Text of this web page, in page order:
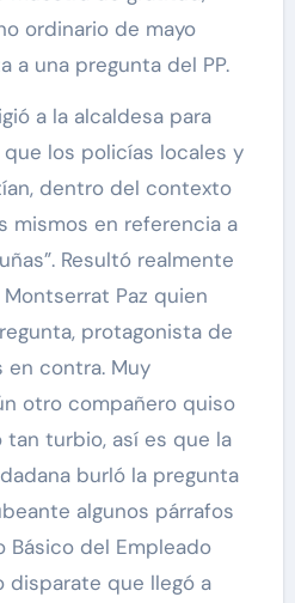
ordinario de mayo
a una pregunta del PP.
a la alcaldesa para
los policías locales y
dentro del contexto
mismos en referencia a
Resultó realmente
Paz quien
protagonista de
contra. Muy
otro compañero quiso
tan turbio, así es que la
burló la pregunta
algunos párrafos
Básico del Empleado
disparate que llegó a